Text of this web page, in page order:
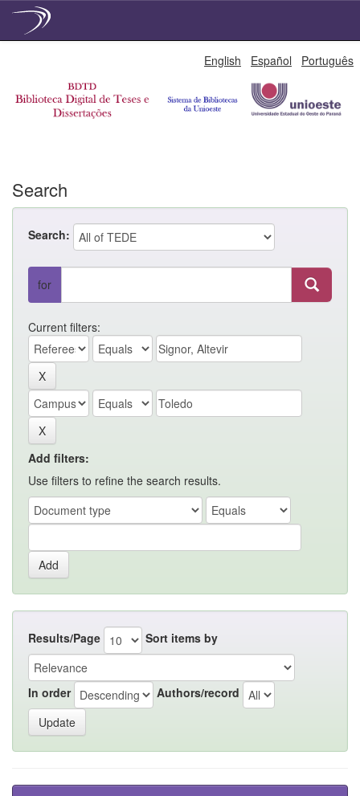
English Español Português
Search
Search:
for
Current filters:
Add filters:
Use filters to refine the search results.
Results/Page Sort items by
In order Authors/record